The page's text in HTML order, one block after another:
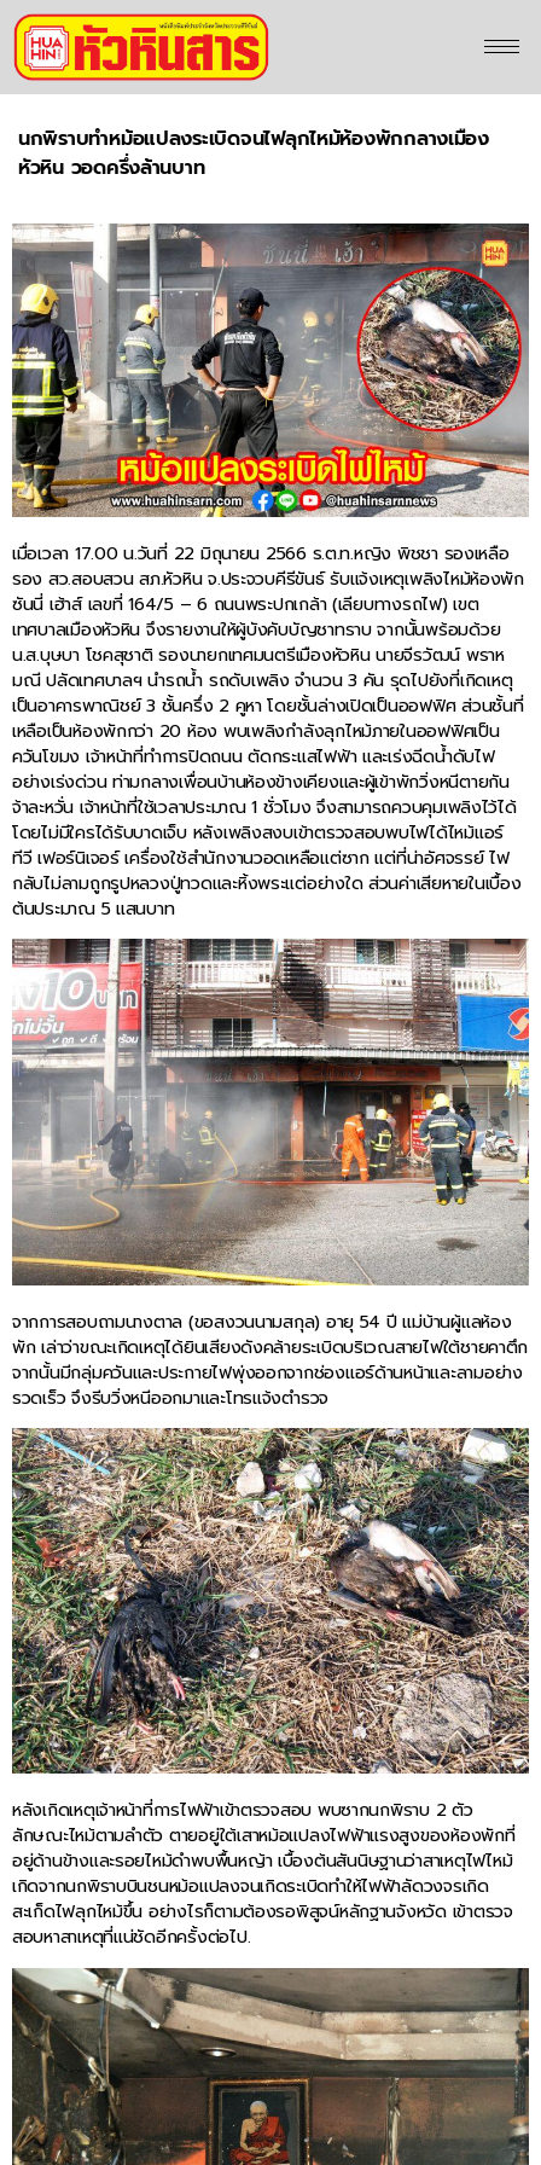
นกพิราบทำหม้อแปลงระเบิดจนไฟลุกไหม้ห้องพักกลางเมือง
หัวหิน วอดครึ่งล้านบาท
เมื่อเวลา 17.00 น.วันที่ 22 มิถุนายน 2566 ร.ต.ท.หญิง พิชชา รองเหลือ
รอง สว.สอบสวน สภ.หัวหิน จ.ประจวบคีรีขันธ์ รับแจ้งเหตุเพลิงไหม้ห้องพัก
ซันนี่ เฮ้าส์ เลขที่ 164/5 – 6 ถนนพระปกเกล้า (เลียบทางรถไฟ) เขต
เทศบาลเมืองหัวหิน จึงรายงานให้ผู้บังคับบัญชาทราบ จากนั้นพร้อมด้วย
น.ส.บุษบา โชคสุชาติ รองนายกเทศมนตรีเมืองหัวหิน นายจีรวัฒน์ พราห
มณี ปลัดเทศบาลฯ นำรถน้ำ รถดับเพลิง จำนวน 3 คัน รุดไปยังที่เกิดเหตุ
เป็นอาคารพาณิชย์ 3 ชั้นครึ่ง 2 คูหา โดยชั้นล่างเปิดเป็นออฟฟิศ ส่วนชั้นที่
เหลือเป็นห้องพักกว่า 20 ห้อง พบเพลิงกำลังลุกไหม้ภายในออฟฟิศเป็น
ควันโขมง เจ้าหน้าที่ทำการปิดถนน ตัดกระแสไฟฟ้า และเร่งฉีดน้ำดับไฟ
อย่างเร่งด่วน ท่ามกลางเพื่อนบ้านห้องข้างเคียงและผู้เข้าพักวิ่งหนีตายกัน
จ้าละหวั่น เจ้าหน้าที่ใช้เวลาประมาณ 1 ชั่วโมง จึงสามารถควบคุมเพลิงไว้ได้
โดยไม่มีใครได้รับบาดเจ็บ หลังเพลิงสงบเข้าตรวจสอบพบไฟได้ไหม้แอร์
ทีวี เฟอร์นิเจอร์ เครื่องใช้สำนักงานวอดเหลือแต่ซาก แต่ที่น่าอัศจรรย์ ไฟ
กลับไม่ลามถูกรูปหลวงปู่ทวดและหิ้งพระแต่อย่างใด ส่วนค่าเสียหายในเบื้อง
ต้นประมาณ 5 แสนบาท
จากการสอบถามนางตาล (ขอสงวนนามสกุล) อายุ 54 ปี แม่บ้านผู้แลห้อง
พัก เล่าว่าขณะเกิดเหตุได้ยินเสียงดังคล้ายระเบิดบริเวณสายไฟใต้ชายคาตึก
จากนั้นมีกลุ่มควันและประกายไฟพุ่งออกจากช่องแอร์ด้านหน้าและลามอย่าง
รวดเร็ว จึงรีบวิ่งหนีออกมาและโทรแจ้งตำรวจ
หลังเกิดเหตุเจ้าหน้าที่การไฟฟ้าเข้าตรวจสอบ พบซากนกพิราบ 2 ตัว
ลักษณะไหม้ตามลำตัว ตายอยู่ใต้เสาหม้อแปลงไฟฟ้าแรงสูงของห้องพักที่
อยู่ด้านข้างและรอยไหม้ดำพบพื้นหญ้า เบื้องต้นสันนิษฐานว่าสาเหตุไฟไหม้
เกิดจากนกพิราบบินชนหม้อแปลงจนเกิดระเบิดทำให้ไฟฟ้าลัดวงจรเกิด
สะเก็ดไฟลุกไหม้ขึ้น อย่างไรก็ตามต้องรอพิสูจน์หลักฐานจังหวัด เข้าตรวจ
สอบหาสาเหตุที่แน่ชัดอีกครั้งต่อไป.